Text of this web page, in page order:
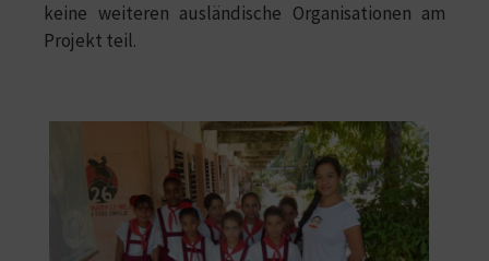
keine weiteren ausländische Organisationen am
Projekt teil.